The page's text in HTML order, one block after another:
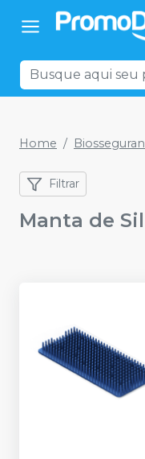
Home
Filtrar
Manta de